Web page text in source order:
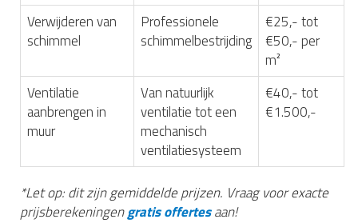
Verwijderen van
schimmel
Professionele
schimmelbestrijding
€25,- tot
€50,- per
m²
Ventilatie
aanbrengen in
muur
Van natuurlijk
ventilatie tot een
mechanisch
ventilatiesysteem
€40,- tot
€1.500,-
*Let op: dit zijn gemiddelde prijzen. Vraag voor exacte
prijsberekeningengratis offertesaan!